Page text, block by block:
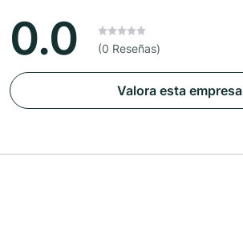
0.0 (0 Reseñas)
Valora esta empresa